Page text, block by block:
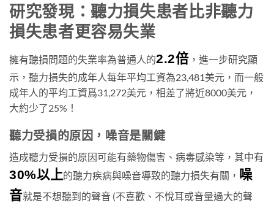
研究發現：聽力損失患者比非聽力
損失患者更容易失業
擁有聽損問題的失業率為普通人的2.2倍，進一步研究顯
示，聽力損失的成年人每年平均工資為23,481美元，而一般
成年人的平均工資爲31,272美元，相差了將近8000美元，
大約少了25%！
聽力受損的原因，噪音是關鍵
造成聽力受損的原因可能有藥物傷害、病毒感染等，其中有
30%以上的聽力疾病與噪音導致的聽力損失有關， 噪
音就是不想聽到的聲音 (不喜歡、不悅耳或音量過大的聲